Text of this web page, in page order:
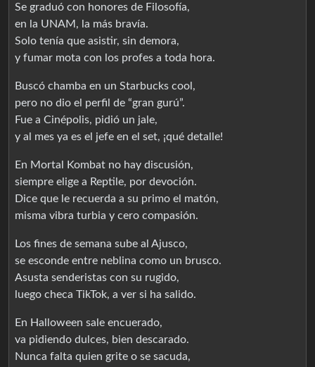
Se graduó con honores de Filosofía,
en la UNAM, la más bravía.
Solo tenía que asistir, sin demora,
y fumar mota con los profes a toda hora.
Buscó chamba en un Starbucks cool,
pero no dio el perfil de “gran gurú”.
Fue a Cinépolis, pidió un jale,
y al mes ya es el jefe en el set, ¡qué detalle!
En Mortal Kombat no hay discusión,
siempre elige a Reptile, por devoción.
Dice que le recuerda a su primo el matón,
misma vibra turbia y cero compasión.
Los fines de semana sube al Ajusco,
se esconde entre neblina como un brusco.
Asusta senderistas con su rugido,
luego checa TikTok, a ver si ha salido.
En Halloween sale encuerado,
va pidiendo dulces, bien descarado.
Nunca falta quien grite o se sacuda,